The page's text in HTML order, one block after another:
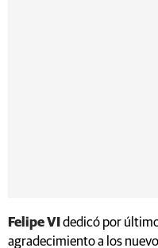
Felipe VI dedicó por
agradecimiento a los